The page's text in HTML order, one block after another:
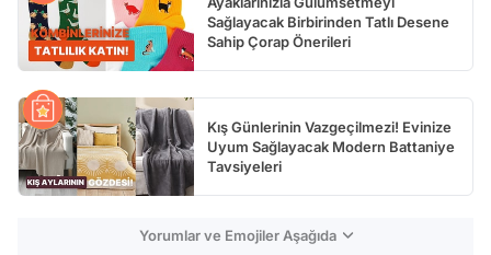
Sağlayacak Birbirinden Tatlı Desene
Sahip Çorap Önerileri
Kış Günlerinin Vazgeçilmezi! Evinize
Uyum Sağlayacak Modern Battaniye
Tavsiyeleri
Yorumlar ve Emojiler Aşağıda